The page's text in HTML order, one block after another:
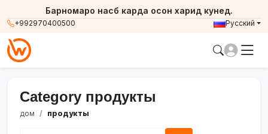
+992970400500
Барномаро насб карда осон харид кунед.
Русский
Category продукты
дом продукты